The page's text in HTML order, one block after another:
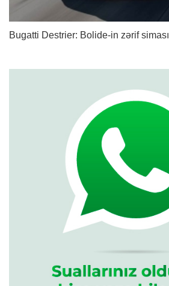
Bugatti Destrier: Bolide-in zərif siması